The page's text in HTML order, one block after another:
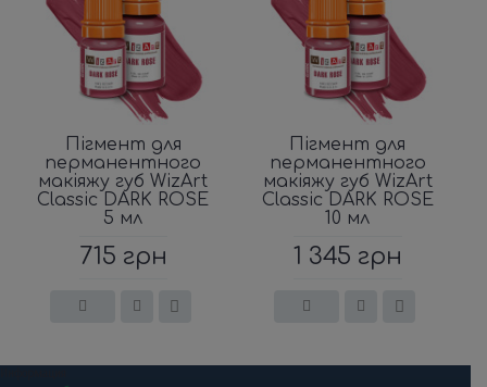
Пігмент для
перманентного
макіяжу губ WizArt
Classic DARK ROSE
5 мл
715 грн
Пігмент для
перманентного
макіяжу губ WizArt
Classic DARK ROSE
10 мл
1 345 грн